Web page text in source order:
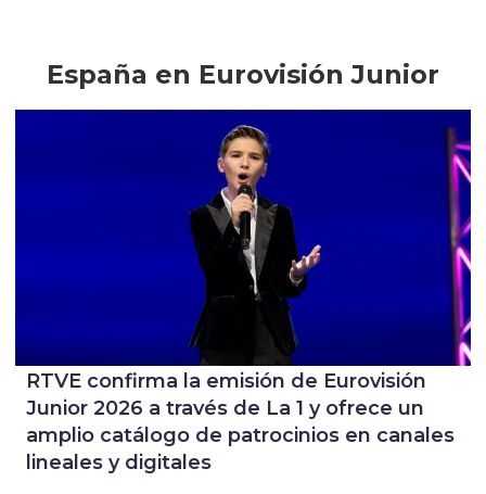
España en Eurovisión Junior
RTVE confirma la emisión de Eurovisión
Junior 2026 a través de La 1 y ofrece un
amplio catálogo de patrocinios en canales
lineales y digitales